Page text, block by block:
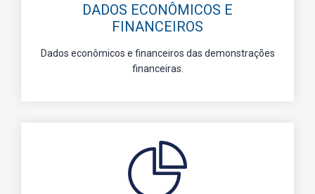
DADOS ECONÔMICOS E
FINANCEIROS
Dados econômicos e financeiros das demonstrações
financeiras.